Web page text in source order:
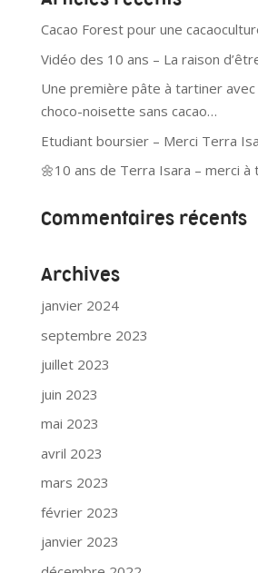
Cacao Forest pour une
Vidéo des 10 ans – La raison
Une première pâte à tartiner
choco-noisette sans cacao…
Etudiant boursier – Merci Terra
🌼10 ans de Terra Isara – merci à
Commentaires récents
Archives
janvier 2024
septembre 2023
juillet 2023
juin 2023
mai 2023
avril 2023
mars 2023
février 2023
janvier 2023